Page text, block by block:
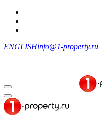
ENGLISHinfo@1-property.ru